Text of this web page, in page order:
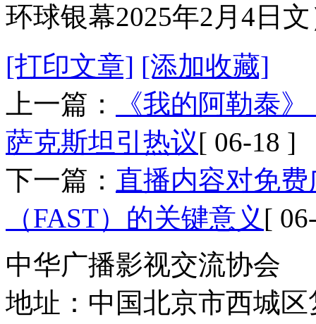
环球银幕2025年2月4日
[打印文章] [添加收藏]
上一篇：
《我的阿勒泰
萨克斯坦引热议[ 06-18 ]
下一篇： 直播内容对免
（FAST）的关键意义 [
中华广播影视交流协会
地址：中国北京市西城